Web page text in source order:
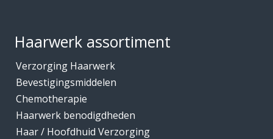
Haarwerk assortiment
Verzorging Haarwerk
Bevestigingsmiddelen
Chemotherapie
Haarwerk benodigdheden
Haar / Hoofdhuid Verzorging